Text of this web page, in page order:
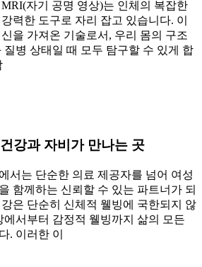
자기 공명 영상)는 인체의 복잡한
력한 도구로 자리 잡고 있습니다. 이
을 가져온 기술로서, 우리 몸의 구조
병 상태일 때 모두 탐구할 수 있게 합
강과 자비가 만나는 곳
서는 단순한 의료 제공자를 넘어 여성
함께하는 신뢰할 수 있는 파트너가 되
은 단순히 신체적 웰빙에 국한되지 않
에서부터 감정적 웰빙까지 삶의 모든
. 이러한 이